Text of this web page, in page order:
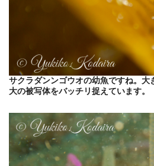
サクラダンンゴウオの幼魚ですね。大
大の被写体をバッチリ捉えています。